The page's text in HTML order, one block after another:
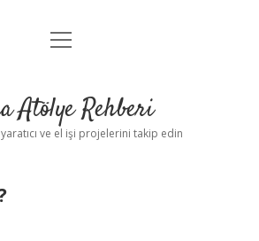
Anasayfa
Yasal Uyarı
menüyü
Atölye Rehberi
ve el işi projelerini takip edin